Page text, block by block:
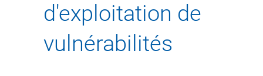
d'exploitation de
vulnérabilités